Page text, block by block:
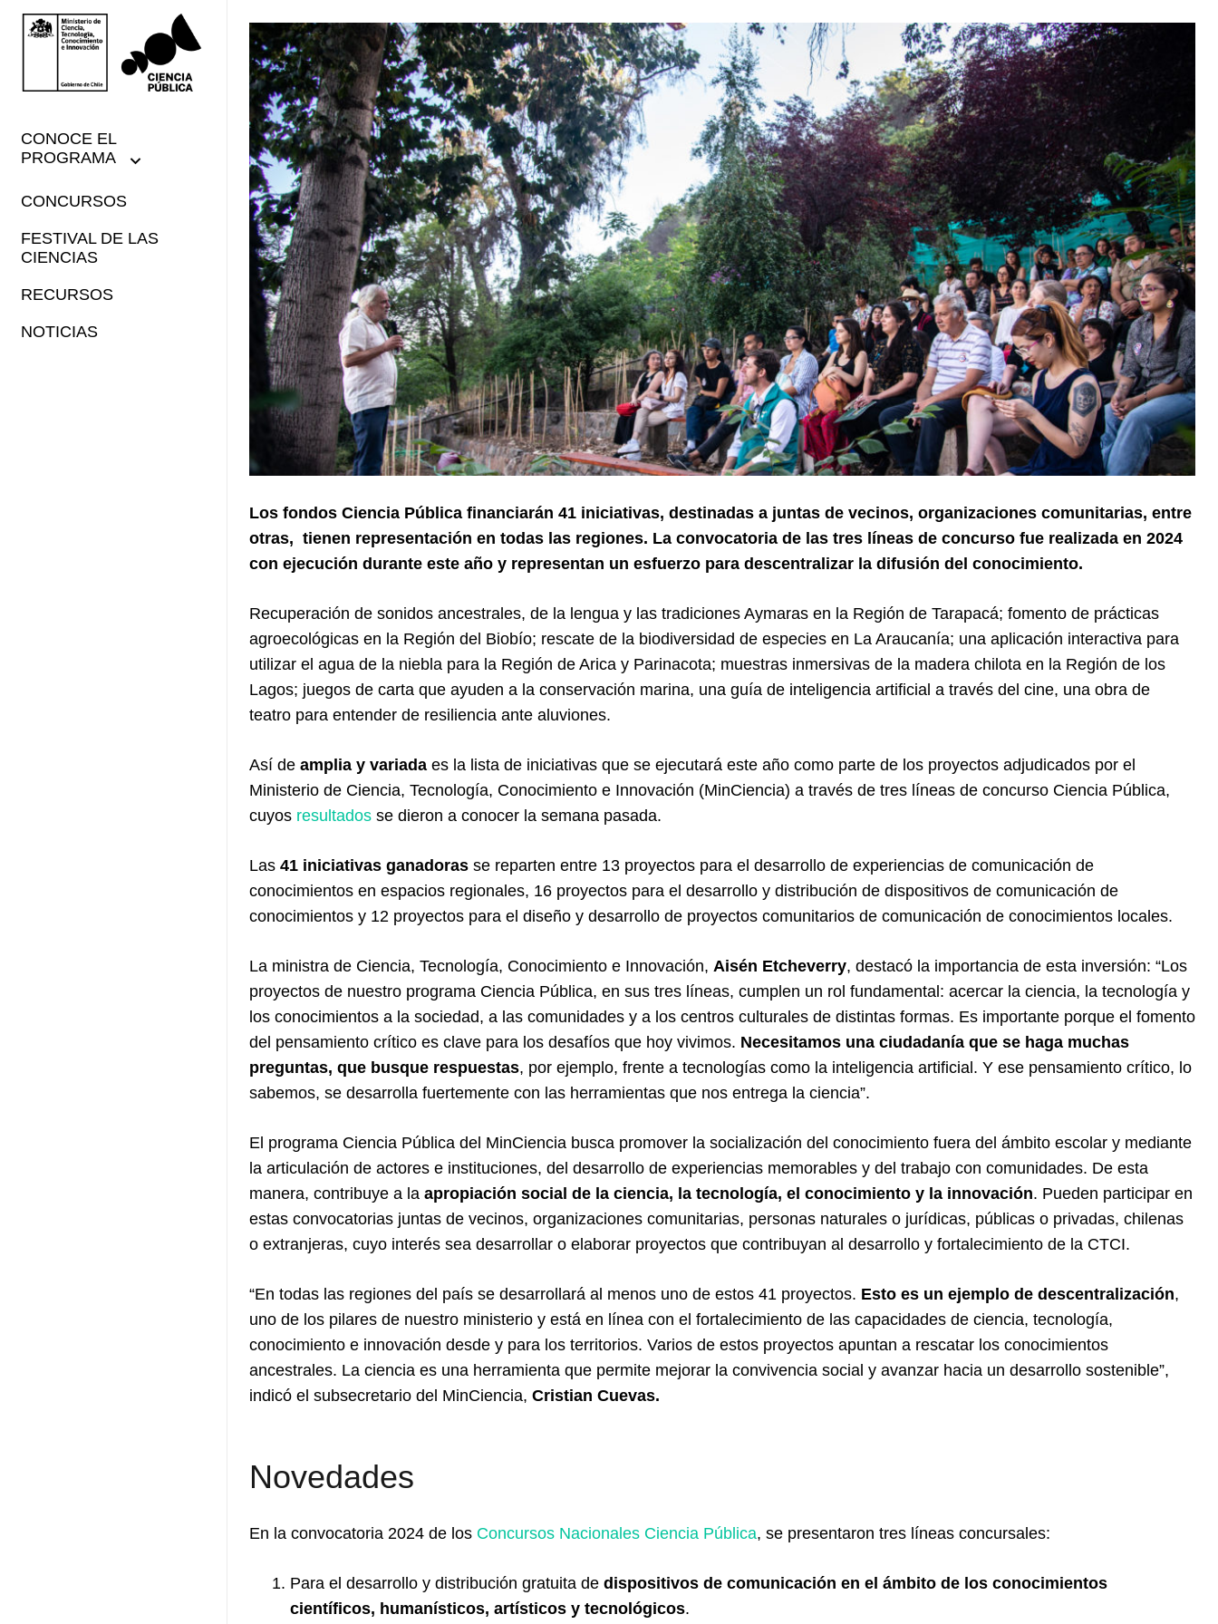
CONOCE EL
PROGRAMA
CONCURSOS
FESTIVAL DE LAS
CIENCIAS
RECURSOS
NOTICIAS
Los fondos Ciencia Pública financiarán 41 iniciativas, destinadas a juntas de vecinos, organizaciones comunitarias, entre
otras, tienen representación en todas las regiones. La convocatoria de las tres líneas de concurso fue realizada en 2024
con ejecución durante este año y representan un esfuerzo para descentralizar la difusión del conocimiento.
Recuperación de sonidos ancestrales, de la lengua y las tradiciones Aymaras en la Región de Tarapacá; fomento de prácticas
agroecológicas en la Región del Biobío; rescate de la biodiversidad de especies en La Araucanía; una aplicación interactiva para
utilizar el agua de la niebla para la Región de Arica y Parinacota; muestras inmersivas de la madera chilota en la Región de los
Lagos; juegos de carta que ayuden a la conservación marina, una guía de inteligencia artificial a través del cine, una obra de
teatro para entender de resiliencia ante aluviones.
Así de amplia y variada es la lista de iniciativas que se ejecutará este año como parte de los proyectos adjudicados por el
Ministerio de Ciencia, Tecnología, Conocimiento e Innovación (MinCiencia) a través de tres líneas de concurso Ciencia Pública,
cuyos resultados se dieron a conocer la semana pasada.
Las 41 iniciativas ganadoras se reparten entre 13 proyectos para el desarrollo de experiencias de comunicación de
conocimientos en espacios regionales, 16 proyectos para el desarrollo y distribución de dispositivos de comunicación de
conocimientos y 12 proyectos para el diseño y desarrollo de proyectos comunitarios de comunicación de conocimientos locales.
La ministra de Ciencia, Tecnología, Conocimiento e Innovación, Aisén Etcheverry, destacó la importancia de esta inversión: “Los
proyectos de nuestro programa Ciencia Pública, en sus tres líneas, cumplen un rol fundamental: acercar la ciencia, la tecnología y
los conocimientos a la sociedad, a las comunidades y a los centros culturales de distintas formas. Es importante porque el fomento
del pensamiento crítico es clave para los desafíos que hoy vivimos. Necesitamos una ciudadanía que se haga muchas
preguntas, que busque respuestas, por ejemplo, frente a tecnologías como la inteligencia artificial. Y ese pensamiento crítico, lo
sabemos, se desarrolla fuertemente con las herramientas que nos entrega la ciencia”.
El programa Ciencia Pública del MinCiencia busca promover la socialización del conocimiento fuera del ámbito escolar y mediante
la articulación de actores e instituciones, del desarrollo de experiencias memorables y del trabajo con comunidades. De esta
manera, contribuye a la apropiación social de la ciencia, la tecnología, el conocimiento y la innovación. Pueden participar en
estas convocatorias juntas de vecinos, organizaciones comunitarias, personas naturales o jurídicas, públicas o privadas, chilenas
o extranjeras, cuyo interés sea desarrollar o elaborar proyectos que contribuyan al desarrollo y fortalecimiento de la CTCI.
“En todas las regiones del país se desarrollará al menos uno de estos 41 proyectos. Esto es un ejemplo de descentralización,
uno de los pilares de nuestro ministerio y está en línea con el fortalecimiento de las capacidades de ciencia, tecnología,
conocimiento e innovación desde y para los territorios. Varios de estos proyectos apuntan a rescatar los conocimientos
ancestrales. La ciencia es una herramienta que permite mejorar la convivencia social y avanzar hacia un desarrollo sostenible”,
indicó el subsecretario del MinCiencia, Cristian Cuevas.
Novedades
En la convocatoria 2024 de los Concursos Nacionales Ciencia Pública, se presentaron tres líneas concursales:
Para el desarrollo y distribución gratuita de dispositivos de comunicación en el ámbito de los conocimientos
científicos, humanísticos, artísticos y tecnológicos.